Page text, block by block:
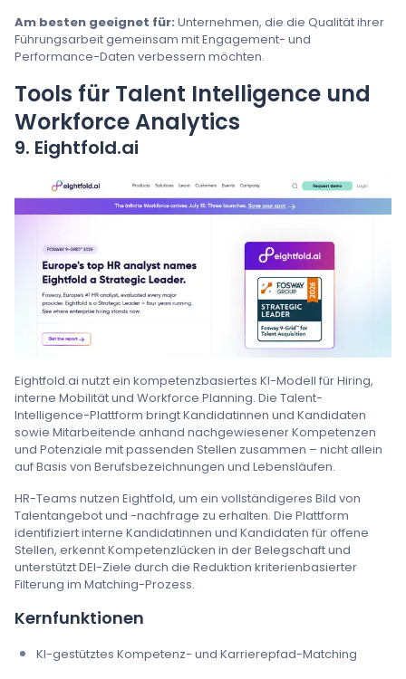
Am besten geeignet für: Unternehmen, die die Qualität ihrer
Führungsarbeit gemeinsam mit Engagement- und
Performance-Daten verbessern möchten.
Tools für Talent Intelligence und
Workforce Analytics
9. Eightfold.ai
Eightfold.ai nutzt ein kompetenzbasiertes KI-Modell für Hiring,
interne Mobilität und Workforce Planning. Die Talent-
Intelligence-Plattform bringt Kandidatinnen und Kandidaten
sowie Mitarbeitende anhand nachgewiesener Kompetenzen
und Potenziale mit passenden Stellen zusammen – nicht allein
auf Basis von Berufsbezeichnungen und Lebensläufen.
HR-Teams nutzen Eightfold, um ein vollständigeres Bild von
Talentangebot und -nachfrage zu erhalten. Die Plattform
identifiziert interne Kandidatinnen und Kandidaten für offene
Stellen, erkennt Kompetenzlücken in der Belegschaft und
unterstützt DEI-Ziele durch die Reduktion kriterienbasierter
Filterung im Matching-Prozess.
Kernfunktionen
KI-gestütztes Kompetenz- und Karrierepfad-Matching